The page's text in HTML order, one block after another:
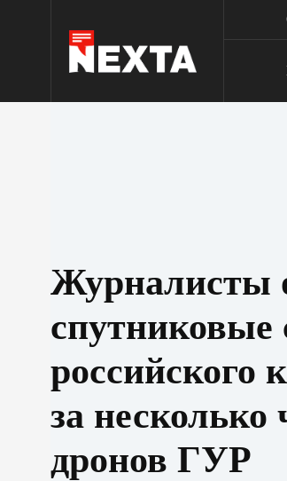
Журналисты
спутниковые
российского
за несколько
дронов ГУР